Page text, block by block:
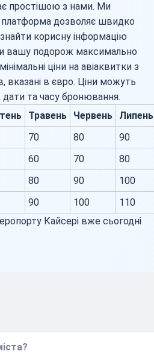
простішою з нами. Ми
платформа дозволяє швидко
корисну інформацію
вашу подорож максимально
ціни на авіаквитки з
вказані в євро. Ціни можуть
дати та часу бронювання.
Травень Червень Липень
70 80 90
60 70 80
80 90 100
90 100 110
Кайсері вже сьогодні